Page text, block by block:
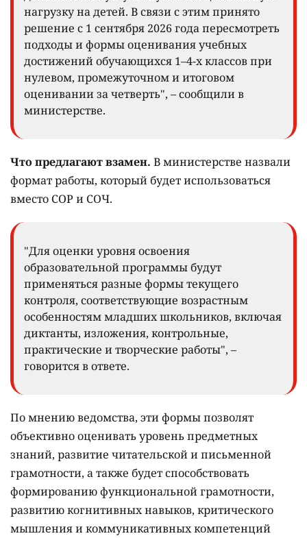
нагрузку на детей. В связи с этим принято
решение с 1 сентября 2026 года пересмотреть
подходы и формы оценивания учебных
достижений обучающихся 1–4-х классов при
нулевом, промежуточном и итоговом
оценивании за четверть", – сообщили в
министерстве.
Что предлагают взамен. В министерстве назвали
формат работы, который будет использоваться
вместо СОР и СОЧ.
"Для оценки уровня освоения
образовательной программы будут
применяться разные формы текущего
контроля, соответствующие возрастным
особенностям младших школьников, включая
диктанты, изложения, контрольные,
практические и творческие работы", –
говорится в ответе.
По мнению ведомства, эти формы позволят
объективно оценивать уровень предметных
знаний, развитие читательской и письменной
грамотности, а также будет способствовать
формированию функциональной грамотности,
развитию когнитивных навыков, критического
мышления и коммуникативных компетенций